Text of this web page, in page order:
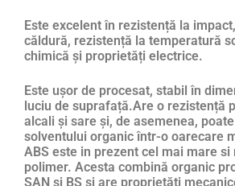
Este excelent în rezistență la
căldură, rezistență la temperatură
chimică și proprietăți electrice.
Este ușor de procesat, stabil în
luciu de suprafață.Are o rezistență
alcali și sare și, de asemenea,
solventului organic într-o oarecare
ABS este in prezent cel mai mare
polimer. Acesta combină organic
SAN și BS și are proprietăți